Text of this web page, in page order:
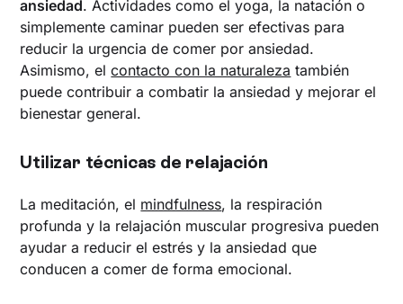
ansiedad. Actividades como el yoga, la natación o
simplemente caminar pueden ser efectivas para
reducir la urgencia de comer por ansiedad.
Asimismo, elcontacto con la naturaleza también
puede contribuir a combatir la ansiedad y mejorar el
bienestar general.
Utilizar técnicas de relajación
La meditación, el mindfulness, la respiración
profunda y la relajación muscular progresiva pueden
ayudar a reducir el estrés y la ansiedad que
conducen a comer de forma emocional.